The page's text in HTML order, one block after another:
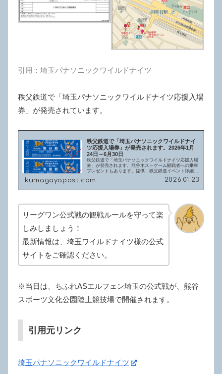
引用：埼玉パナソニックワイルドナイツ
秩父鉄道で「埼玉パナソニックワイルドナイツ応援入場
券」が発売されています。
秩父鉄道で「埼玉パナソニックワイルドナイ
ツ応援入場券」が発売されます。2026年1月
24日～6月30日
秩父鉄道で「埼玉パナソニックワイルドナイツ応援入場
券」が発売されます。熊谷ホストゲーム観戦者への乗車
プレゼントもあります。提供：秩父鉄道イベント詳細販
売期間：2026年1月24日（土曜日）～6月30日（火曜
日）販売場所：羽生、熊谷、寄居の各...
kumagayapost.com 2026.01.23
リーグワン公式戦の観戦ルールを守って楽
しみしましょう！
最新情報は、埼玉ワイルドナイツ様の公式
サイトをご確認ください。
※当日は、ちふれASエルフェン埼玉の公式戦が、熊谷
スポーツ文化公園陸上競技場で開催されます。
引用元リンク
埼玉パナソニックワイルドナイツ